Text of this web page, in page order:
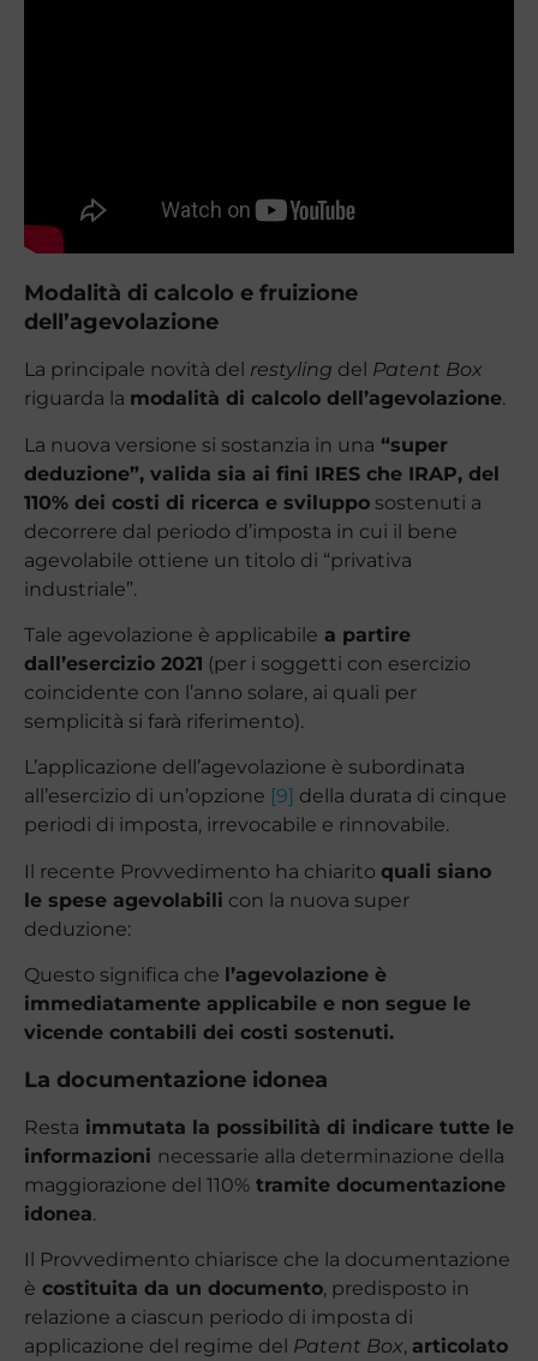
Modalità di calcolo e fruizione
dell’agevolazione
La principale novità del restyling del Patent Box
riguarda la modalità di calcolo dell’agevolazione.
La nuova versione si sostanzia in una “super
deduzione”, valida sia ai fini IRES che IRAP, del
110% dei costi di ricerca e sviluppo sostenuti a
decorrere dal periodo d’imposta in cui il bene
agevolabile ottiene un titolo di “privativa
industriale”.
Tale agevolazione è applicabile a partire
dall’esercizio 2021 (per i soggetti con esercizio
coincidente con l’anno solare, ai quali per
semplicità si farà riferimento).
L’applicazione dell’agevolazione è subordinata
all’esercizio di un’opzione [9] della durata di cinque
periodi di imposta, irrevocabile e rinnovabile.
Il recente Provvedimento ha chiarito quali siano
le spese agevolabili con la nuova super
deduzione:
Questo significa che l’agevolazione è
immediatamente applicabile e non segue le
vicende contabili dei costi sostenuti.
La documentazione idonea
Resta immutata la possibilità di indicare tutte le
informazioni necessarie alla determinazione della
maggiorazione del 110% tramite documentazione
idonea.
Il Provvedimento chiarisce che la documentazione
è costituita da un documento, predisposto in
relazione a ciascun periodo di imposta di
applicazione del regime del Patent Box, articolato